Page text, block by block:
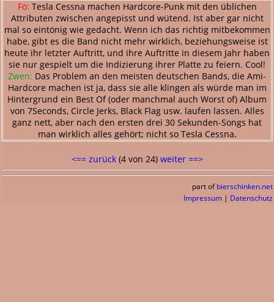
Fö: Tesla Cessna machen Hardcore-Punk mit den üblichen
Attributen zwischen angepisst und wütend. Ist aber gar nicht
mal so eintönig wie gedacht. Wenn ich das richtig mitbekommen
habe, gibt es die Band nicht mehr wirklich, beziehungsweise ist
heute ihr letzter Auftritt, und ihre Auftritte in diesem Jahr haben
sie nur gespielt um die Indizierung ihrer Platte zu feiern. Cool!
Zwen: Das Problem an den meisten deutschen Bands, die Ami-
Hardcore machen ist ja, dass sie alle klingen als würde man im
Hintergrund ein Best Of (oder manchmal auch Worst of) Album
von 7Seconds, Circle Jerks, Black Flag usw. laufen lassen. Alles
ganz nett, aber nach den ersten drei 30 Sekunden-Songs hat
man wirklich alles gehört; nicht so Tesla Cessna.
<== zurück(4 von 24) weiter ==>
part of bierschinken.net
Impressum | Datenschutz